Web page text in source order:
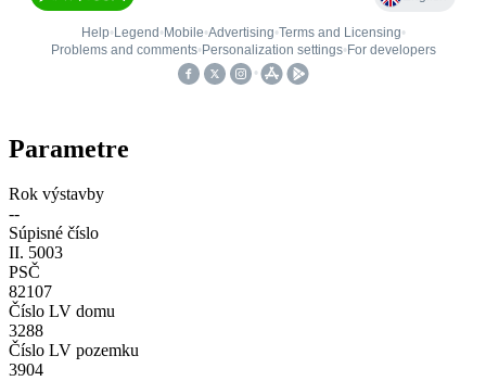
Parametre
Rok výstavby
--
Súpisné číslo
II. 5003
PSČ
82107
Číslo LV domu
3288
Číslo LV pozemku
3904